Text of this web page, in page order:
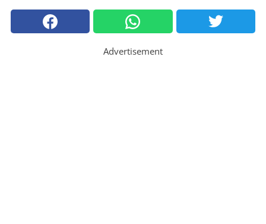
Advertisement